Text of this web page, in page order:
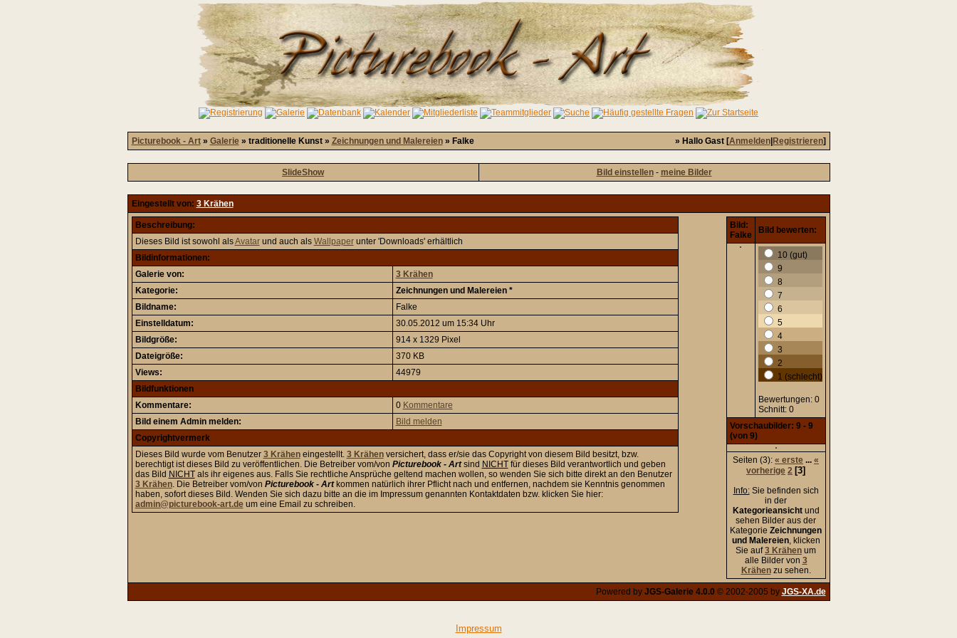
Picturebook - Art» Galerie» traditionelle Kunst » Zeichnungen und Malereien» Falke » Hallo Gast [Anmelden| Registrieren]
SlideShow Bild einstellen- meine Bilder
Eingestellt von: 3 Krähen
Beschreibung:
Dieses Bild ist sowohl alsAvatarund auch als Wallpaperunter 'Downloads' erhältlich
Bildinformationen:
Galerie von:
3 Krähen
Kategorie:
Zeichnungen und Malereien *
Bildname:
Falke
Einstelldatum:
30.05.2012 um 15:34 Uhr
Bildgröße:
914 x 1329 Pixel
Dateigröße:
370 KB
Views:
44979
Bildfunktionen
Kommentare:
0 Kommentare
Bild einem Admin melden:
Bild melden
Copyrightvermerk
Dieses Bild wurde vom Benutzer 3 Kräheneingestellt. 3 Krähenversichert, dass er/sie das Copyright von diesem Bild besitzt, bzw.
berechtigt ist dieses Bild zu veröffentlichen. Die Betreiber vom/von Picturebook - Artsind NICHTfür dieses Bild verantwortlich und geben
das Bild NICHTals ihr eigenes aus. Falls Sie rechtliche Ansprüche geltend machen wollen, so wenden Sie sich bitte direkt an den Benutzer
3 Krähen. Die Betreiber vom/von Picturebook - Artkommen natürlich ihrer Pflicht nach und entfernen, nachdem sie Kenntnis genommen
haben, sofort dieses Bild. Wenden Sie sich dazu bitte an die im Impressum genannten Kontaktdaten bzw. klicken Sie hier:
admin@picturebook-art.deum eine Email zu schreiben.
Bild:
Falke
Bild bewerten:
10 (gut)
9
8
7
6
5
4
3
2
1 (schlecht)
Bewertungen: 0
Schnitt: 0
Vorschaubilder: 9 - 9
(von 9)
Seiten (3): « erste ... «
vorherige 2 [3]
Info:Sie befinden sich
in der
Kategorieansichtund
sehen Bilder aus der
Kategorie Zeichnungen
und Malereien, klicken
Sie auf3 Krähen um
alle Bilder von 3
Krähenzu sehen.
Powered by JGS-Galerie 4.0.0 © 2002-2005 by JGS-XA.de
Impressum